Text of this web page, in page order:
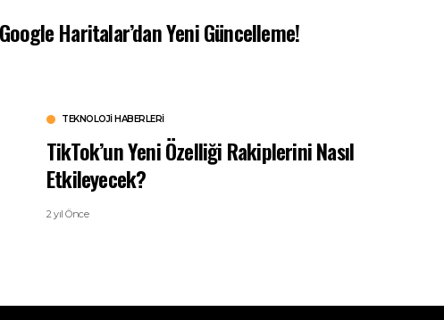
Haritalar’dan Yeni Güncelleme!
TEKNOLOJI HABERLERI
TikTok’un Yeni Özelliği Rakiplerini Nasıl
Etkileyecek?
2 yıl Önce